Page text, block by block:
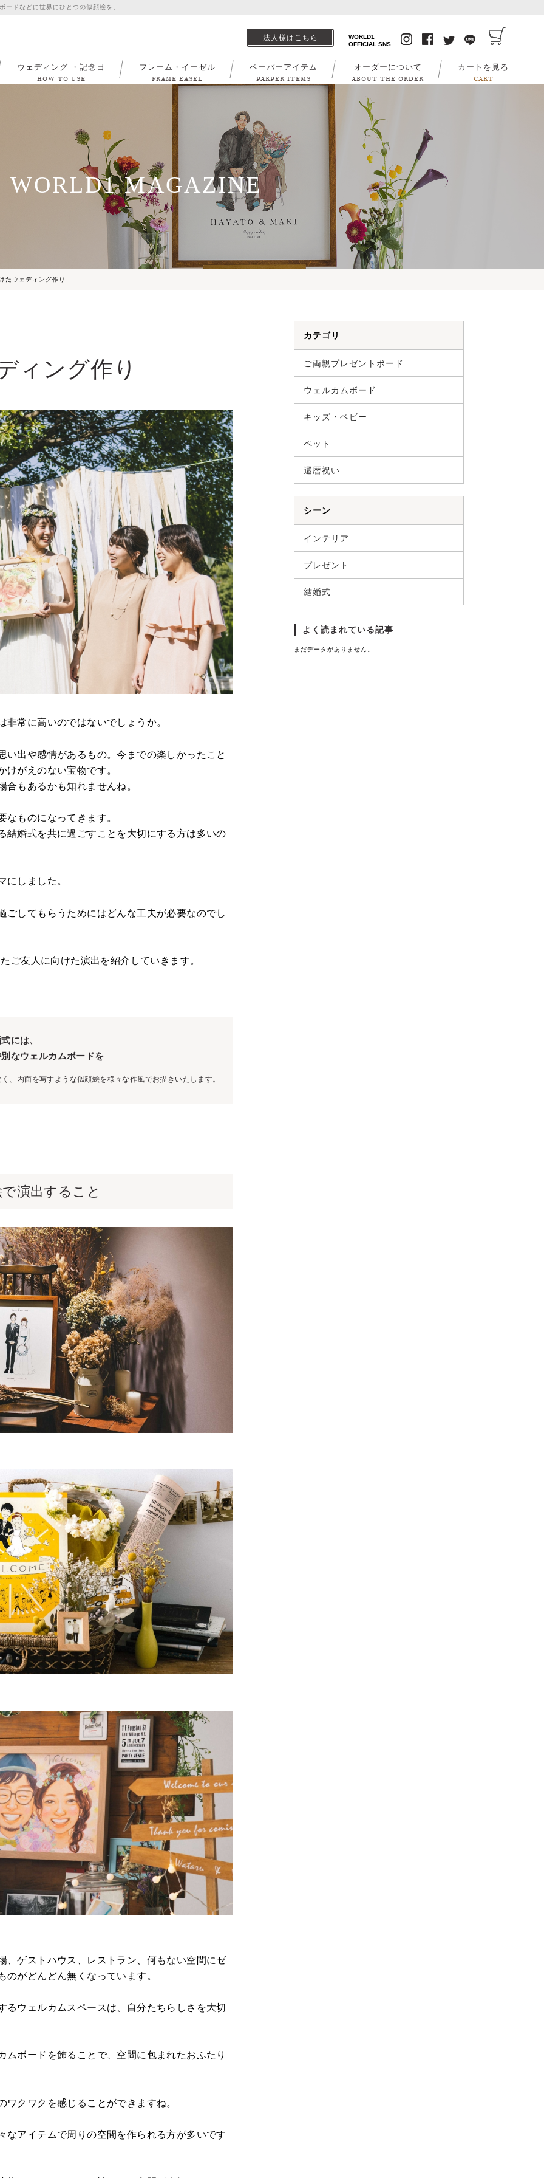
ードなどに世界にひとつの似顔絵を。
法人様はこちら
WORLD1
OFFICIAL SNS
ウェディング ・記念日
HOW TO USE
フレーム・イーゼル
FRAME EASEL
ペーパーアイテム
PARPER ITEMS
オーダーについて
ABOUT THE ORDER
カートを見る
CART
WORLD1 MAGAZINE
たウェディング作り
ィング作り
常に高いのではないでしょうか。
出や感情があるもの。今までの楽しかったこと
がえのない宝物です。
もあるかも知れませんね。
ものになってきます。
結婚式を共に過ごすことを大切にする方は多いの
にしました。
ごしてもらうためにはどんな工夫が必要なのでし
ご友人に向けた演出を紹介していきます。
には、
なウェルカムボードを
、内面を写すような似顔絵を様々な作風でお描きいたします。
演出すること
、ゲストハウス、レストラン、何もない空間にゼ
がどんどん無くなっています。
るウェルカムスペースは、自分たちらしさを大切
ボードを飾ることで、空間に包まれたおふたり
クワクを感じることができますね。
なアイテムで周りの空間を作られる方が多いです
カテゴリ
ご両親プレゼントボード
ウェルカムボード
キッズ・ベビー
ペット
還暦祝い
シーン
インテリア
プレゼント
結婚式
よく読まれている記事
まだデータがありません。